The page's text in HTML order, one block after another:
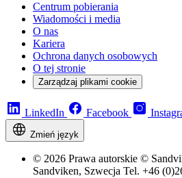
Centrum pobierania
Wiadomości i media
O nas
Kariera
Ochrona danych osobowych
O tej stronie
Zarządzaj plikami cookie
LinkedIn Facebook
Zmień język
© 2026 Prawa autorskie ©
Sandviken, Szwecja Tel. +46